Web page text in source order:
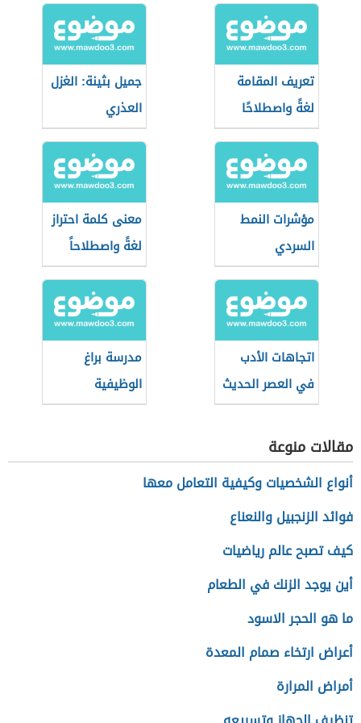
تعريف المقامة
لغةً واصطلاحًا
جميل بثينة: الغزل
العذري
مؤشرات النمط
السردي
معنى كلمة احتراز
لغةً واصطلاحاً
اتجاهات الأدب
في العصر الحديث
مدرسة براغ
الوظيفية
مقالات منوعة
أنواع الشخصيات وكيفية التعامل معها
فوائد الزنجبيل والنعناع
كيف تصبح عالم رياضيات
أين يوجد الزنك في الطعام
ما هو الحجر الاسود
أعراض ارتخاء صمام المعدة
أمراض المرارة